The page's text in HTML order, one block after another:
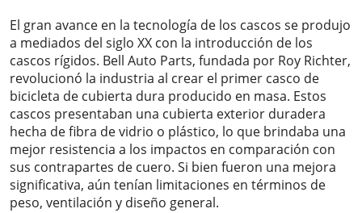
El gran avance en la tecnología de los cascos se produjo
a mediados del siglo XX con la introducción de los
cascos rígidos. Bell Auto Parts, fundada por Roy Richter,
revolucionó la industria al crear el primer casco de
bicicleta de cubierta dura producido en masa. Estos
cascos presentaban una cubierta exterior duradera
hecha de fibra de vidrio o plástico, lo que brindaba una
mejor resistencia a los impactos en comparación con
sus contrapartes de cuero. Si bien fueron una mejora
significativa, aún tenían limitaciones en términos de
peso, ventilación y diseño general.